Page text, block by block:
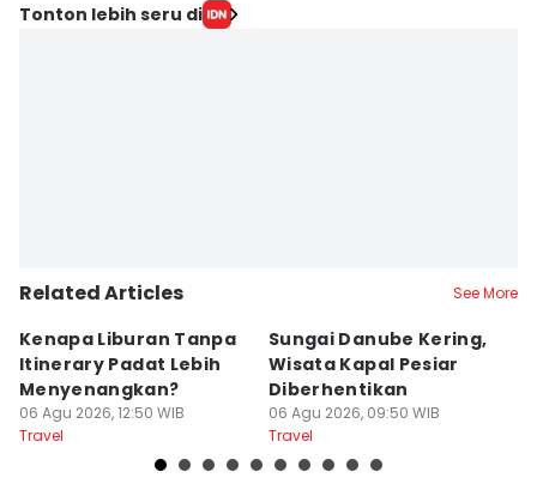
Tonton lebih seru di
Related Articles See More
Kenapa Liburan Tanpa
Itinerary Padat Lebih
Menyenangkan?
06 Agu 2026, 12:50 WIB
Travel
Sungai Danube Kering,
Wisata Kapal Pesiar
Diberhentikan
06 Agu 2026, 09:50 WIB
Travel